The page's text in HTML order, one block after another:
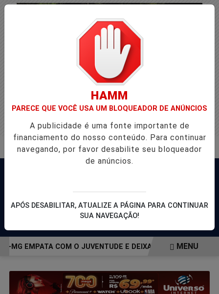
MG EMPATA COM O JUVENTUDE E DEIXA VAGA NASMENU
HAMM
PARECE QUE VOCÊ USA UM BLOQUEADOR DE ANÚNCIOS
A publicidade é uma fonte importante de
financiamento do nosso conteúdo. Para continuar
navegando, por favor desabilite seu bloqueador
de anúncios.
APÓS DESABILITAR, ATUALIZE A PÁGINA PARA CONTINUAR
SUA NAVEGAÇÃO!